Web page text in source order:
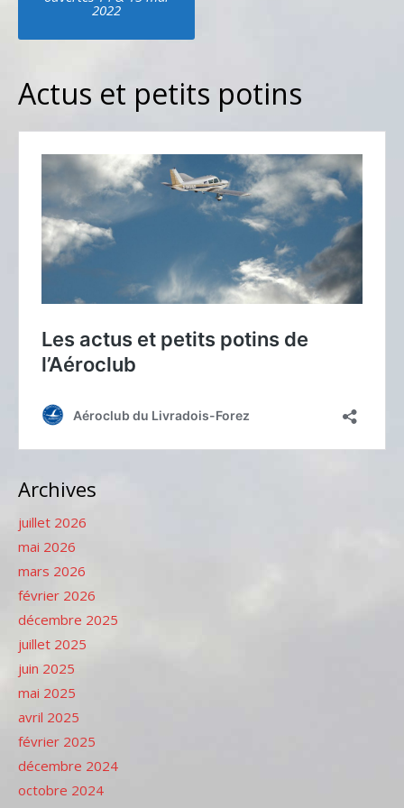
navigation
2022
Actus et petits potins
Archives
juillet 2026
mai 2026
mars 2026
février 2026
décembre 2025
juillet 2025
juin 2025
mai 2025
avril 2025
février 2025
décembre 2024
octobre 2024